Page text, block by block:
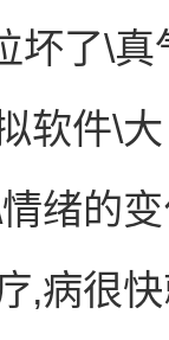
坏了\
软件\
绪的
,病很